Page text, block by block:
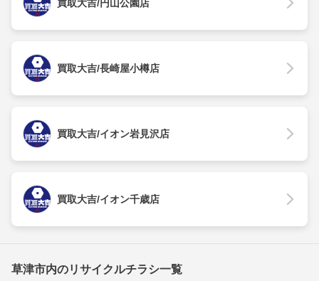
買取大吉/円山公園店
買取大吉/長崎屋小樽店
買取大吉/イオン岩見沢店
買取大吉/イオン千歳店
草津市内のリサイクルチラシ一覧